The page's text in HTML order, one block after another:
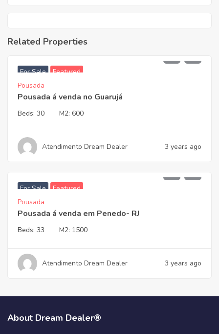
Related Properties
For Sale Featured
Pousada
Pousada á venda no Guarujá
Beds: 30 M2: 600
Atendimento Dream Dealer 3 years ago
For Sale Featured
Pousada
Pousada á venda em Penedo- RJ
Beds: 33 M2: 1500
Atendimento Dream Dealer 3 years ago
About Dream Dealer®